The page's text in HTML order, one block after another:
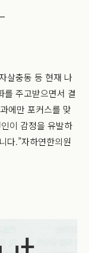
살충동 등 현재 나
를 주고받으면서 결
에만 포커스를 맞
이 감정을 유발하
다.”자하연한의원